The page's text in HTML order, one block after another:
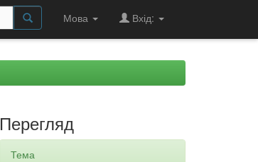
Мова Вхід:
Перегляд
Тема